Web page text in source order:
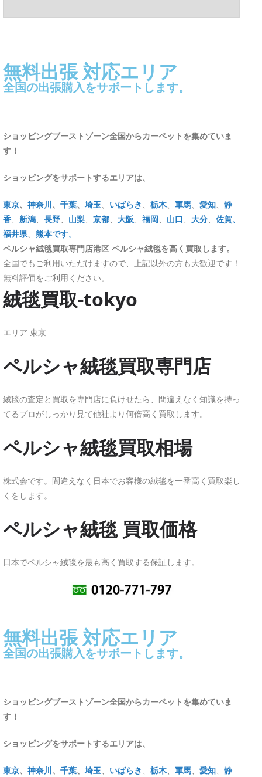
無料出張 対応エリア
全国の出張購入をサポートします。
ショッピングブーストゾーン全国からカーペットを集めていま
す！
ショッピングをサポートするエリアは、
東京、 神奈川、 千葉、 埼玉 いばらき 栃木 軍馬 愛知
静
香
新潟 長野 山梨 京都 大阪 福岡 山口 大分 佐賀、
福井県
熊本です。
ペルシャ絨毯買取専門店港区 ペルシャ絨毯を高く買取します。
全国でもご利用いただけますので、上記以外の方も大歓迎です！
無料評価をご利用ください。
絨毯買取-tokyo
エリア 東京
ペルシャ絨毯買取専門店
絨毯の査定と買取を専門店に負けせたら、間違えなく知識を持っ
てるプロがしっかり見て他社より何倍高く買取します。
ペルシャ絨毯買取相場
株式会です。間違えなく日本でお客様の絨毯を一番高く買取楽し
くをします。
ペルシャ絨毯 買取価格
日本でペルシャ絨毯を最も高く買取する保証します。
無料出張 対応エリア
全国の出張購入をサポートします。
ショッピングブーストゾーン全国からカーペットを集めていま
す！
ショッピングをサポートするエリアは、
東京、 神奈川 、 千葉、 埼玉、 いばらき 、 栃木、 軍馬、 愛知、 静